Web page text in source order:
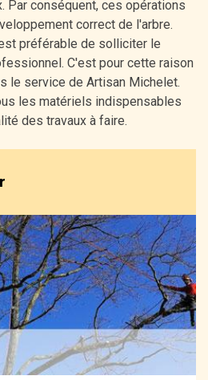
Par conséquent, ces opérations
correct de l'arbre.
préférable de solliciter le
C'est pour cette raison
le service de Artisan Michelet.
les matériels indispensables
des travaux à faire.